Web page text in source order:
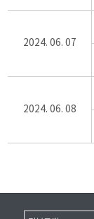
2024. 06. 07
2024. 06. 08